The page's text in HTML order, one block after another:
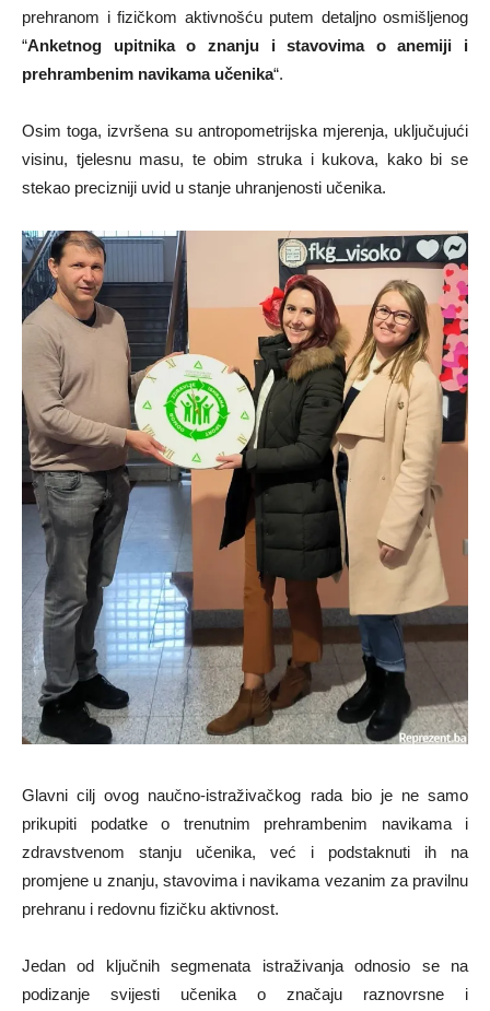
prehranom i fizičkom aktivnošću putem detaljno osmišljenog
“Anketnog upitnika o znanju i stavovima o anemiji i
prehrambenim navikama učenika“.
Osim toga, izvršena su antropometrijska mjerenja, uključujući
visinu, tjelesnu masu, te obim struka i kukova, kako bi se
stekao precizniji uvid u stanje uhranjenosti učenika.
Glavni cilj ovog naučno-istraživačkog rada bio je ne samo
prikupiti podatke o trenutnim prehrambenim navikama i
zdravstvenom stanju učenika, već i podstaknuti ih na
promjene u znanju, stavovima i navikama vezanim za pravilnu
prehranu i redovnu fizičku aktivnost.
Jedan od ključnih segmenata istraživanja odnosio se na
podizanje svijesti učenika o značaju raznovrsne i